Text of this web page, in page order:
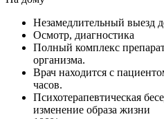
Незамедлительный выезд
Осмотр, диагностика
Полный комплекс
организма.
Врач находится с
часов.
Психотерапевтическая
изменение образа жизни